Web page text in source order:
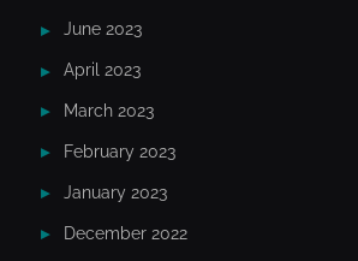
June 2023
April 2023
March 2023
February 2023
January 2023
December 2022